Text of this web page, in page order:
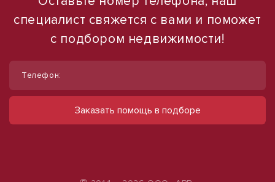
специалист свяжется с вами и поможет
с подбором недвижимости!
Телефон:
Заказать помощь в подборе